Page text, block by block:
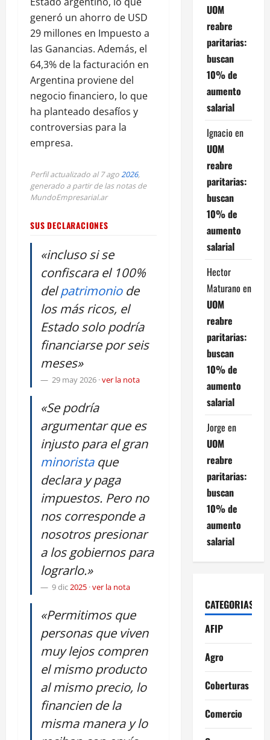
generó un ahorro de USD
29 millones en Impuesto a
las Ganancias. Además, el
64,3% de la facturación en
Argentina proviene del
negocio financiero, lo que
ha planteado desafíos y
controversias para la
empresa.
Perfil actualizado al 7 ago2026,
generado a partir de las notas de
MundoEmpresarial.ar
SUS DECLARACIONES
«incluso si se
confiscara el 100%
delpatrimoniode
los más ricos, el
Estado solo podría
financiarse por seis
meses»
29 may 2026 ·ver la nota
«Se podría
argumentar que es
injusto para el gran
minoristaque
declara y paga
impuestos. Pero no
nos corresponde a
nosotros presionar
a los gobiernos para
lograrlo.»
9 dic2025 ·ver la nota
«Permitimos que
personas que viven
muy lejos compren
el mismo producto
al mismo precio, lo
financien de la
misma manera y lo
UOM
reabre
paritarias:
buscan
10% de
aumento
salarial
Ignacio en
UOM
reabre
paritarias:
buscan
10% de
aumento
salarial
Hector
Maturano en
UOM
reabre
paritarias:
buscan
10% de
aumento
salarial
Jorge en
UOM
reabre
paritarias:
buscan
10% de
aumento
salarial
CATEGORIAS
AFIP
Agro
Coberturas
Comercio